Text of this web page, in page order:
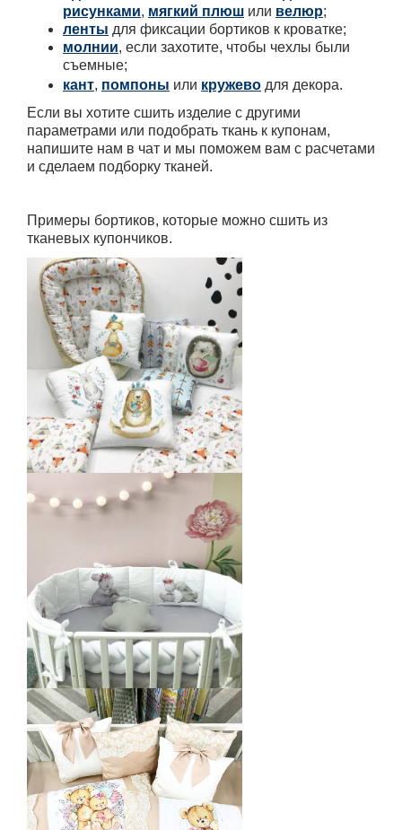
рисунками, мягкий плюш или велюр;
ленты для фиксации бортиков к кроватке;
молнии, если захотите, чтобы чехлы были
съемные;
кант, помпоны или кружево для декора.
Если вы хотите сшить изделие с другими
параметрами или подобрать ткань к купонам,
напишите нам в чат и мы поможем вам с расчетами
и сделаем подборку тканей.
Примеры бортиков, которые можно сшить из
тканевых купончиков.